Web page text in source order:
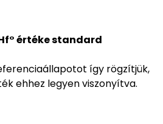
értéke standard
így rögzítjük,
ehhez legyen viszonyítva.